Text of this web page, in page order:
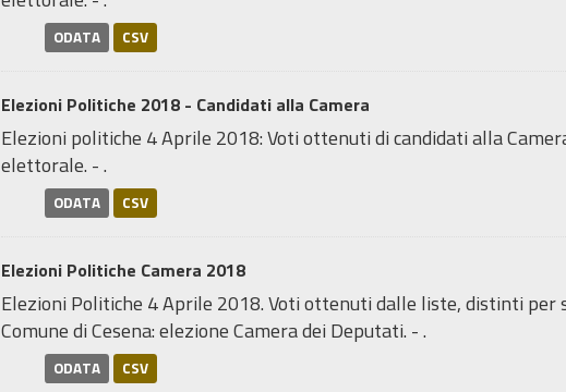
ODATA CSV
Elezioni Politiche 2018 - Candidati alla Camera
Elezioni politiche 4 Aprile 2018: Voti ottenuti di candidati alla
elettorale. - .
ODATA CSV
Elezioni Politiche Camera 2018
Elezioni Politiche 4 Aprile 2018. Voti ottenuti dalle liste, distinti per
Comune di Cesena: elezione Camera dei Deputati. - .
ODATA CSV